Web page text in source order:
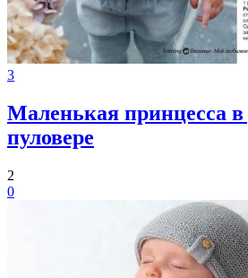
3
Маленькая принцесса в
пуловере
2
0